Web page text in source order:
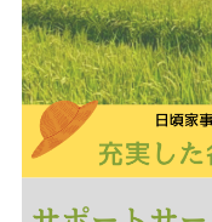
会員ペー
求人情